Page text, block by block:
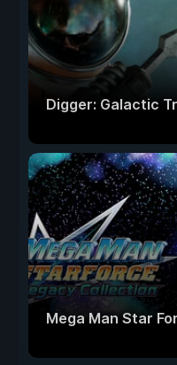
Digger: Galactic
Mega Man Star